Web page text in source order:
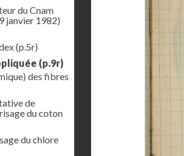
du Cnam
janvier 1982)
(p.5r)
(p.9r)
des fibres
de
du coton
du chlore